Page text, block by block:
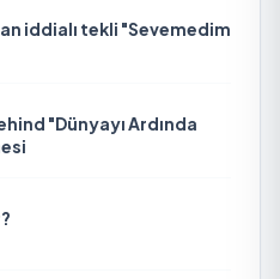
iddialı tekli "Sevemedim
Ardında